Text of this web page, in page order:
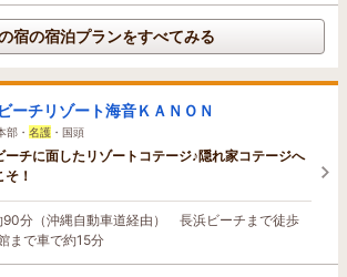
宿の宿泊プランをすべてみる
ーチリゾート海音ＫＡＮＯＮ
部・ 名護 ・国頭
ーチに面したリゾートコテージ♪隠れ家コテージへ
そ！
90分（沖縄自動車道経由） 長浜ビーチまで徒歩
まで車で約15分